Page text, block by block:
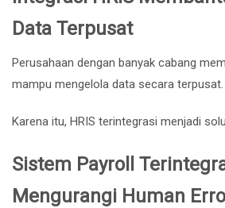
Data Terpusat
Perusahaan dengan banyak cabang
mampu mengelola data secara terpusat.
Karena itu, HRIS terintegrasi menjadi
Sistem Payroll
Mengurangi Human